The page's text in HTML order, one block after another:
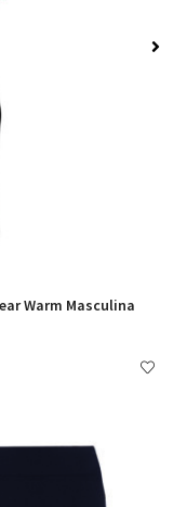
Warm Masculina